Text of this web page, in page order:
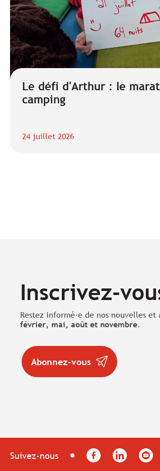
Le défi d'Arthur : le
camping
24 juillet 2026
Inscrivez-
Restez informé·e de nos nouvelles et
février, mai, août et novembre.
Abonnez-vous
Suivez-nous FacebookLinkedIn